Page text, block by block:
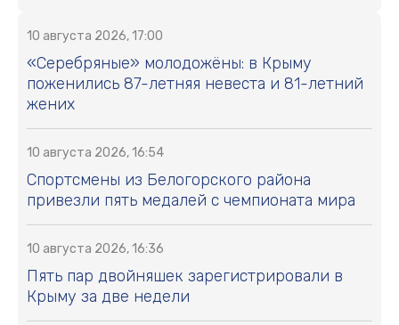
10 августа 2026, 17:00
«Серебряные» молодожёны: в Крыму
поженились 87-летняя невеста и 81-летний
жених
10 августа 2026, 16:54
Спортсмены из Белогорского района
привезли пять медалей с чемпионата мира
10 августа 2026, 16:36
Пять пар двойняшек зарегистрировали в
Крыму за две недели